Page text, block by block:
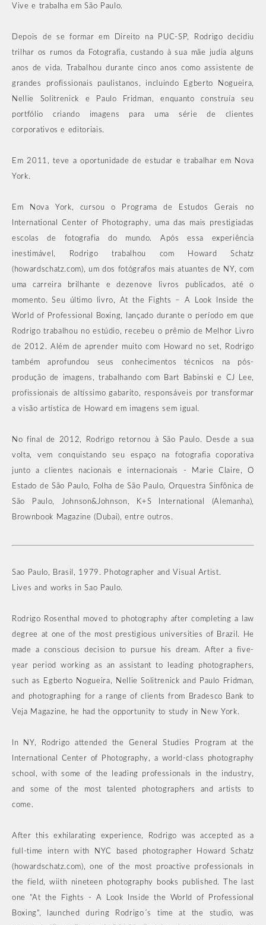
Vive e trabalha em São Paulo.
Depois de se formar em Direito na PUC-SP, Rodrigo decidiu
trilhar os rumos da Fotografia, custando à sua mãe judia alguns
anos de vida. Trabalhou durante cinco anos como assistente de
grandes profissionais paulistanos, incluindo Egberto Nogueira,
Nellie Solitrenick e Paulo Fridman, enquanto construía seu
portfólio criando imagens para uma série de clientes
corporativos e editoriais.
Em 2011, teve a oportunidade de estudar e trabalhar em Nova
York.
Em Nova York, cursou o Programa de Estudos Gerais no
International Center of Photography, uma das mais prestigiadas
escolas de fotografia do mundo. Após essa experiência
inestimável, Rodrigo trabalhou com Howard Schatz
(howardschatz.com), um dos fotógrafos mais atuantes de NY, com
uma carreira brilhante e dezenove livros publicados, até o
momento. Seu último livro, At the Fights – A Look Inside the
World of Professional Boxing, lançado durante o período em que
Rodrigo trabalhou no estúdio, recebeu o prêmio de Melhor Livro
de 2012. Além de aprender muito com Howard no set, Rodrigo
também aprofundou seus conhecimentos técnicos na pós-
produção de imagens, trabalhando com Bart Babinski e CJ Lee,
profissionais de altíssimo gabarito, responsáveis por transformar
a visão artística de Howard em imagens sem igual.
No final de 2012, Rodrigo retornou à São Paulo. Desde a sua
volta, vem conquistando seu espaço na fotografia coporativa
junto a clientes nacionais e internacionais - Marie Claire, O
Estado de São Paulo, Folha de São Paulo, Orquestra Sinfônica de
São Paulo, Johnson&Johnson, K+S International (Alemanha),
Brownbook Magazine (Dubai), entre outros.
Sao Paulo, Brasil, 1979. Photographer and Visual Artist.
Lives and works in Sao Paulo.
Rodrigo Rosenthal moved to photography after completing a law
degree at one of the most prestigious universities of Brazil. He
made a conscious decision to pursue his dream. After a five-
year period working as an assistant to leading photographers,
such as Egberto Nogueira, Nellie Solitrenick and Paulo Fridman,
and photographing for a range of clients from Bradesco Bank to
Veja Magazine, he had the opportunity to study in New York.
In NY, Rodrigo attended the General Studies Program at the
International Center of Photography, a world-class photography
school, with some of the leading professionals in the industry,
and some of the most talented photographers and artists to
come.
After this exhilarating experience, Rodrigo was accepted as a
full-time intern with NYC based photographer Howard Schatz
(howardschatz.com), one of the most proactive professionals in
the field, wiith nineteen photography books published. The last
one "At the Fights - A Look Inside the World of Professional
Boxing", launched during Rodrigo´s time at the studio, was